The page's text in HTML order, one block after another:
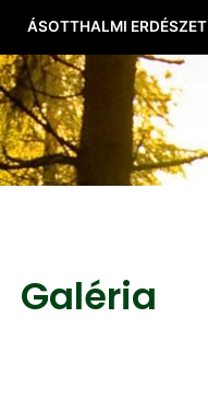
ÁSOTTHALMI ERDÉSZET
Galéria